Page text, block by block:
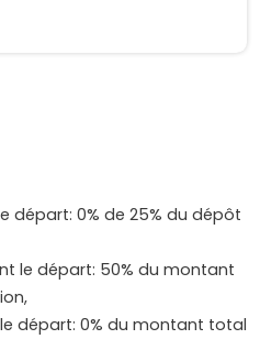
départ: 0% de 25% du dépôt
le départ: 50% du montant
départ: 0% du montant total